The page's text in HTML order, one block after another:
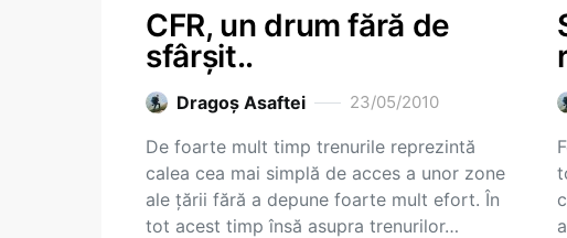
CFR, un drum fără de
sfârşit..
Dragoş Asaftei 23/05/2010
De foarte mult timp trenurile reprezintă
calea cea mai simplă de acces a unor zone
ale ţării fără a depune foarte mult efort. În
tot acest timp însă asupra trenurilor…